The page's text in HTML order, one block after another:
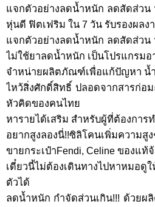
แจกตัวอย่างลดน้ำหนัก ลดสัดส่วน
หุ่นดี ฟิตเฟริม ใน 7 วัน รับรองผลง
แจกตัวอย่างลดน้ำหนัก ลดสัดส่วน
ไม่ใช้ยาลดน้ำหนัก เป็นโปรแกรม
จำหน่ายผลิตภัณฑ์เพื่อแก้ปัญหา น้
ไหว้สิ่งศักดิ์สิทธิ์ ปลอดจากสารก่อ
หัวคิดของคนไทย
หารายได้เสริม สำหรับผู้ที่ต้องการ
อยากสูงลองนี่!!ซิลิโคนเพิ่มความสู
ขายกระเป๋าFendi, Celine ของแท้
เดี๋ยวนี้ไม่ต้องเดินทางไปหาหมอ
ตัวได้
ลดน้ำหนัก กำจัดส่วนเกิน!!! ด้วย